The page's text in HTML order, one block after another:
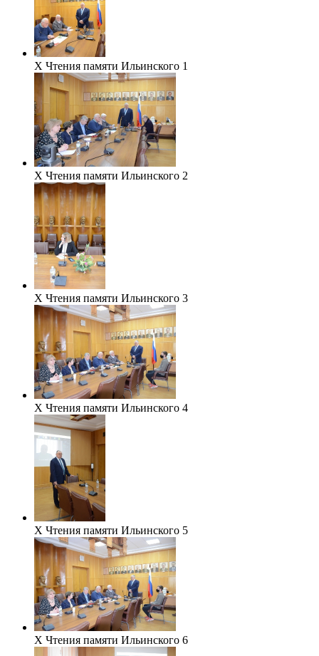
Х Чтения памяти Ильинского 1
Х Чтения памяти Ильинского 2
Х Чтения памяти Ильинского 3
Х Чтения памяти Ильинского 4
Х Чтения памяти Ильинского 5
Х Чтения памяти Ильинского 6